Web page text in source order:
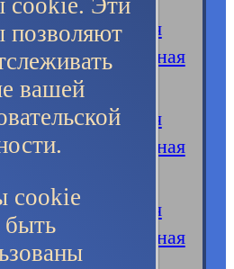
cookie. Эти
позволяют
вашей
cookie
быть